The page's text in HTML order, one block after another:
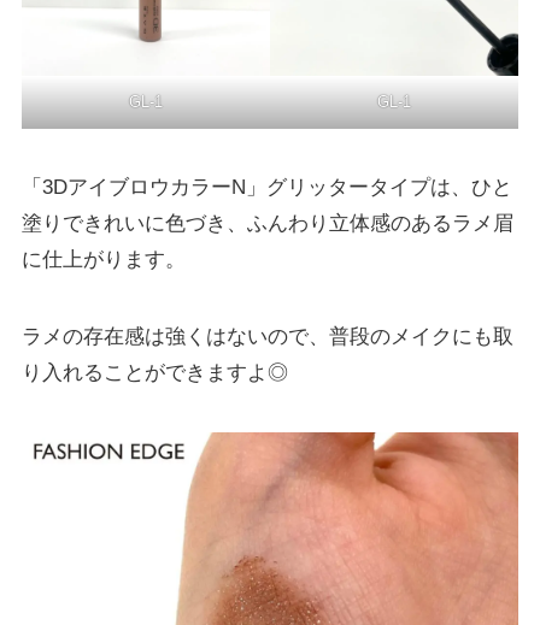
GL-1 GL-1
「3DアイブロウカラーN」グリッタータイプは、ひと
塗りできれいに色づき、ふんわり立体感のあるラメ眉
に仕上がります。
ラメの存在感は強くはないので、普段のメイクにも取
り入れることができますよ◎